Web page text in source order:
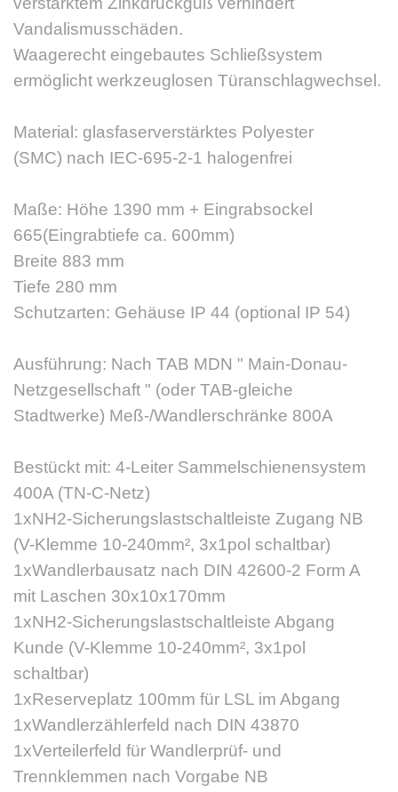
Vandalismusschäden.
Waagerecht eingebautes Schließsystem
ermöglicht werkzeuglosen Türanschlagwechsel.
Material: glasfaserverstärktes Polyester
(SMC) nach IEC-695-2-1 halogenfrei
Maße: Höhe 1390 mm + Eingrabsockel
665(Eingrabtiefe ca. 600mm)
Breite 883 mm
Tiefe 280 mm
Schutzarten: Gehäuse IP 44 (optional IP 54)
Ausführung: Nach TAB MDN " Main-Donau-
Netzgesellschaft " (oder TAB-gleiche
Stadtwerke) Meß-/Wandlerschränke 800A
Bestückt mit: 4-Leiter Sammelschienensystem
400A (TN-C-Netz)
1xNH2-Sicherungslastschaltleiste Zugang NB
(V-Klemme 10-240mm², 3x1pol schaltbar)
1xWandlerbausatz nach DIN 42600-2 Form A
mit Laschen 30x10x170mm
1xNH2-Sicherungslastschaltleiste Abgang
Kunde (V-Klemme 10-240mm², 3x1pol
schaltbar)
1xReserveplatz 100mm für LSL im Abgang
1xWandlerzählerfeld nach DIN 43870
1xVerteilerfeld für Wandlerprüf- und
Trennklemmen nach Vorgabe NB